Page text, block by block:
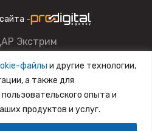
-
Экстрим
характер и ни при
и цены, размещенные на сайте,
офертой.
Разработка сайтаSiteZone
файлы и другие технологии,
а также для
опыта и
продуктов и услуг.